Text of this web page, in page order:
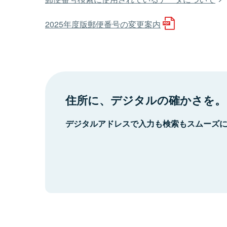
2025年度版郵便番号の変更案内
住所に、デジタルの確かさを。
デジタルアドレスで入力も検索もスムーズ